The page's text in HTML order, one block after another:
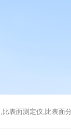
定仪,比表面分析仪,比表